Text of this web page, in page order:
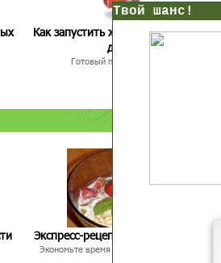
Как запустить жиросжигание за 7
дней
Готовый план-сценарий
Экспресс-рецепты для худеющих
Экономьте время и Стройнейте Вкусно!
Прямо сейчас получи мои
немедленно худетьбез голодных диет и
урок - через 5 минут в твоем почтовом ящике!